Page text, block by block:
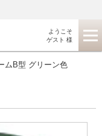
ようこそ
ゲスト 様
ムB型 グリーン色